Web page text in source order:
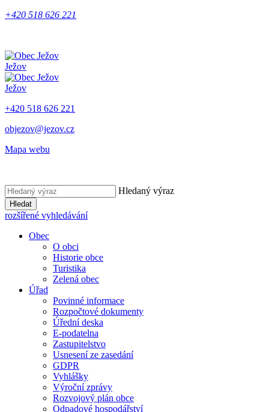
+420 518 626 221
Ježov
Ježov
+420 518 626 221
objezov@jezov.cz
Mapa webu
Hledaný výraz
Hledat
rozšířené vyhledávání
Obec
O obci
Historie obce
Turistika
Zelená obec
Úřad
Povinné informace
Rozpočtové dokumenty
Úřední deska
E-podatelna
Zastupitelstvo
Usnesení ze zasedání
GDPR
Vyhlášky
Výroční zprávy
Rozvojový plán obce
Odpadové hospodářství